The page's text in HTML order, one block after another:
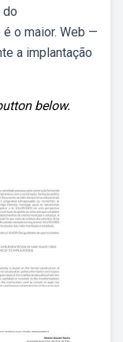
do
o maior. Web —
a implantação
below.